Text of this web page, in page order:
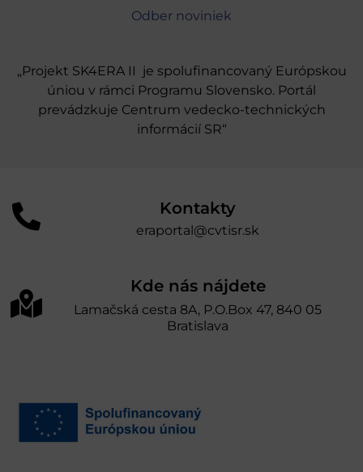
Odber noviniek
„Projekt SK4ERA II je spolufinancovaný Európskou
úniou v rámci Programu Slovensko. Portál
prevádzkuje Centrum vedecko-technických
informácií SR“
Kontakty
eraportal@cvtisr.sk
Kde nás nájdete
Lamačská cesta 8A, P.O.Box 47, 840 05
Bratislava